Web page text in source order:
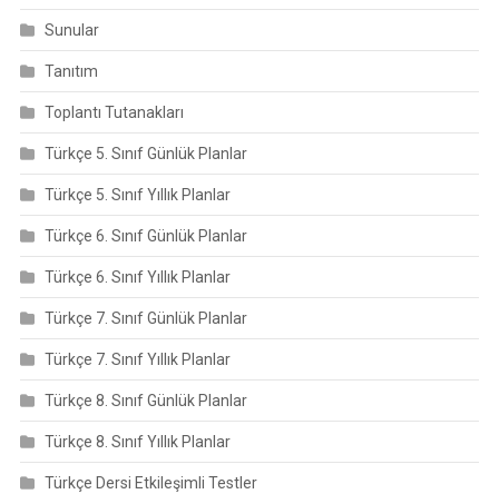
Sunular
Tanıtım
Toplantı Tutanakları
Türkçe 5. Sınıf Günlük Planlar
Türkçe 5. Sınıf Yıllık Planlar
Türkçe 6. Sınıf Günlük Planlar
Türkçe 6. Sınıf Yıllık Planlar
Türkçe 7. Sınıf Günlük Planlar
Türkçe 7. Sınıf Yıllık Planlar
Türkçe 8. Sınıf Günlük Planlar
Türkçe 8. Sınıf Yıllık Planlar
Türkçe Dersi Etkileşimli Testler